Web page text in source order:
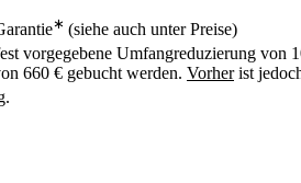
∗ (siehe auch unter Preise)
vorgegebene Umfangreduzierung
660 € gebucht werden. Vorherist